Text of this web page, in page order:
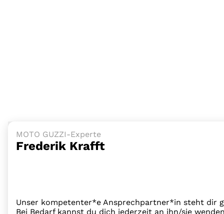
MOTO GUZZI-Experte
Frederik Krafft
Unser kompetenter*e Ansprechpartner*in steht dir
Bei Bedarf kannst du dich jederzeit an ihn/sie